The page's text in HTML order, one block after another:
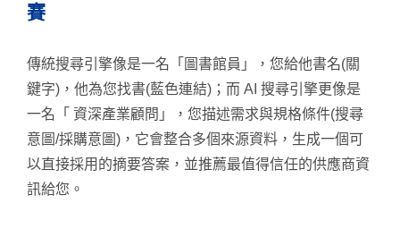
賽
傳統搜尋引擎像是一名「圖書館員」，您給他書名(關
鍵字)，他為您找書(藍色連結)；而 AI 搜尋引擎更像是
一名「 資深產業顧問」，您描述需求與規格條件(搜尋
意圖/採購意圖)，它會整合多個來源資料，生成一個可
以直接採用的摘要答案，並推薦最值得信任的供應商資
訊給您。